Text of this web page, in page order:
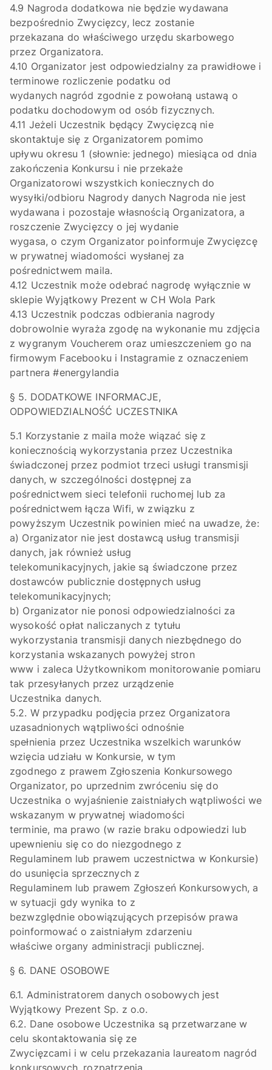
4.9 Nagroda dodatkowa nie będzie wydawana
bezpośrednio Zwycięzcy, lecz zostanie
przekazana do właściwego urzędu skarbowego
przez Organizatora.
4.10 Organizator jest odpowiedzialny za prawidłowe i
terminowe rozliczenie podatku od
wydanych nagród zgodnie z powołaną ustawą o
podatku dochodowym od osób fizycznych.
4.11 Jeżeli Uczestnik będący Zwycięzcą nie
skontaktuje się z Organizatorem pomimo
upływu okresu 1 (słownie: jednego) miesiąca od dnia
zakończenia Konkursu i nie przekaże
Organizatorowi wszystkich koniecznych do
wysyłki/odbioru Nagrody danych Nagroda nie jest
wydawana i pozostaje własnością Organizatora, a
roszczenie Zwycięzcy o jej wydanie
wygasa, o czym Organizator poinformuje Zwycięzcę
w prywatnej wiadomości wysłanej za
pośrednictwem maila.
4.12 Uczestnik może odebrać nagrodę wyłącznie w
sklepie Wyjątkowy Prezent w CH Wola Park
4.13 Uczestnik podczas odbierania nagrody
dobrowolnie wyraża zgodę na wykonanie mu zdjęcia
z wygranym Voucherem oraz umieszczeniem go na
firmowym Facebooku i Instagramie z oznaczeniem
partnera #energylandia
§ 5. DODATKOWE INFORMACJE,
ODPOWIEDZIALNOŚĆ UCZESTNIKA
5.1 Korzystanie z maila może wiązać się z
koniecznością wykorzystania przez Uczestnika
świadczonej przez podmiot trzeci usługi transmisji
danych, w szczególności dostępnej za
pośrednictwem sieci telefonii ruchomej lub za
pośrednictwem łącza Wifi, w związku z
powyższym Uczestnik powinien mieć na uwadze, że:
a) Organizator nie jest dostawcą usług transmisji
danych, jak również usług
telekomunikacyjnych, jakie są świadczone przez
dostawców publicznie dostępnych usług
telekomunikacyjnych;
b) Organizator nie ponosi odpowiedzialności za
wysokość opłat naliczanych z tytułu
wykorzystania transmisji danych niezbędnego do
korzystania wskazanych powyżej stron
www i zaleca Użytkownikom monitorowanie pomiaru
tak przesyłanych przez urządzenie
Uczestnika danych.
5.2. W przypadku podjęcia przez Organizatora
uzasadnionych wątpliwości odnośnie
spełnienia przez Uczestnika wszelkich warunków
wzięcia udziału w Konkursie, w tym
zgodnego z prawem Zgłoszenia Konkursowego
Organizator, po uprzednim zwróceniu się do
Uczestnika o wyjaśnienie zaistniałych wątpliwości we
wskazanym w prywatnej wiadomości
terminie, ma prawo (w razie braku odpowiedzi lub
upewnieniu się co do niezgodnego z
Regulaminem lub prawem uczestnictwa w Konkursie)
do usunięcia sprzecznych z
Regulaminem lub prawem Zgłoszeń Konkursowych, a
w sytuacji gdy wynika to z
bezwzględnie obowiązujących przepisów prawa
poinformować o zaistniałym zdarzeniu
właściwe organy administracji publicznej.
§ 6. DANE OSOBOWE
6.1. Administratorem danych osobowych jest
Wyjątkowy Prezent Sp. z o.o.
6.2. Dane osobowe Uczestnika są przetwarzane w
celu skontaktowania się ze
Zwycięzcami i w celu przekazania laureatom nagród
konkursowych, rozpatrzenia